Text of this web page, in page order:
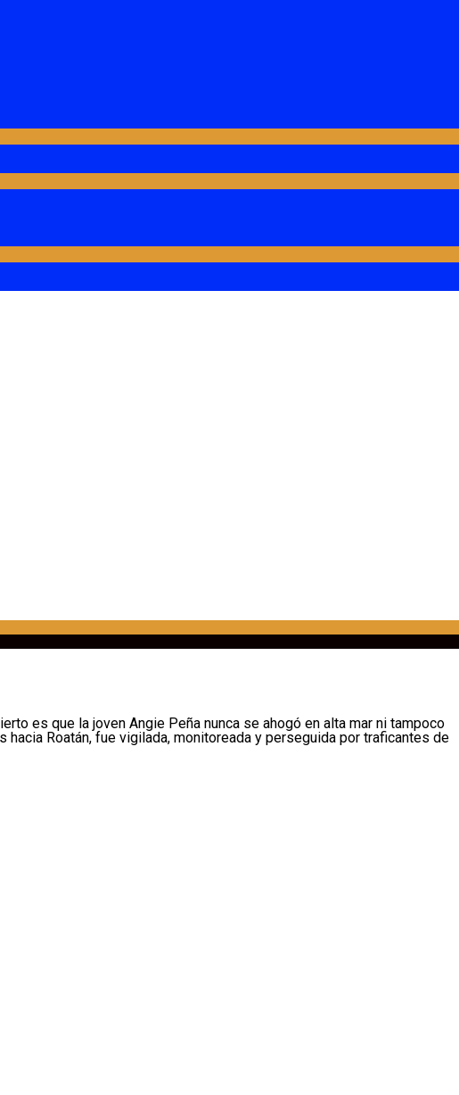
es que la joven Angie Peña nunca se ahogó en alta mar ni tampoco
Roatán, fue vigilada, monitoreada y perseguida por traficantes de